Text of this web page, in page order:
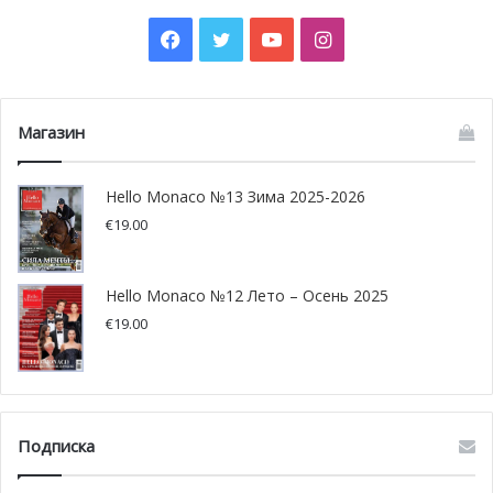
По случаю Международного женского дня Шарлотта
Казираги пришла поддержать GirlBoss, инициативу по
в отеле Columbus состоялось четвертое издание,
организованное SheCanHeCan и Ассоциацией женщин-
предпринимателей Монако (AFCEM).
Более 20 наставников, среди которых владелицы
собственного бизнеса, руководители и профессионалы
своей сферы поделились секретами и дали советы
девушкам, начинающим карьеру. Почетной гостьей
издания стала Шарлотта Казираги, которая выступила
перед участницами с речью. Она подчеркнула важность
Facebook
TwitterYouTubeInstagram
Магазин
Hello Monaco №13 Зима 2025-2026
€19.00
Hello Monaco №12 Лето – Осень 2025
€19.00
Подписка